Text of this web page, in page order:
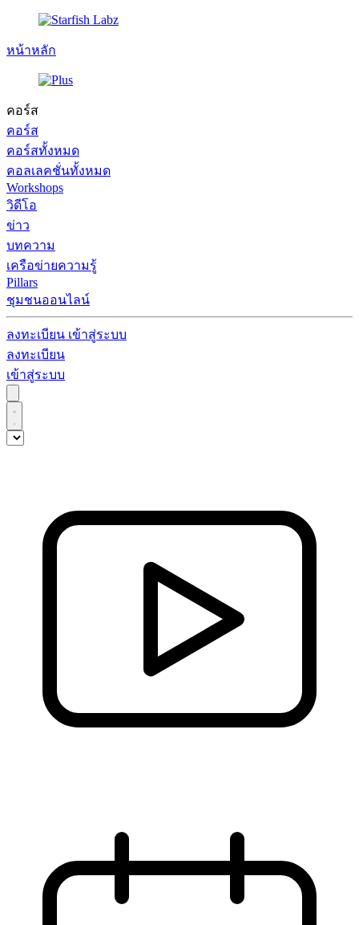
หน้าหลัก
คอร์ส
คอร์ส
คอร์สทั้งหมด
คอลเลคชั่นทั้งหมด
Workshops
วิดีโอ
ข่าว
บทความ
เครือข่ายความรู้
Pillars
ชุมชนออนไลน์
ลงทะเบียน เข้าสู่ระบบ
ลงทะเบียน
เข้าสู่ระบบ